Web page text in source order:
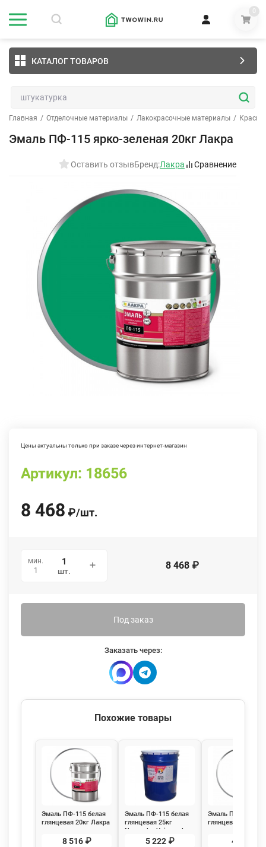
0
КАТАЛОГ ТОВАРОВ
Главная / Отделочные материалы / Лакокрасочные материалы / Краски
Эмаль ПФ-115 ярко-зеленая 20кг Лакра
Оставить отзывБренд:Лакра Сравнение
Цены актуальны только при заказе через интернет-магазин
Артикул: 18656
8 468 ₽/шт.
мин.
1
шт. 8 468 ₽
Под заказ
Заказать через:
Похожие товары
Эмаль ПФ-115 белая
глянцевая 20кг Лакра
8 516 ₽
Эмаль ПФ-115 белая
глянцевая 25кг
Novocolor Universal
5 222 ₽
Эмаль ПФ-115
глянцевая 0,9кг
482 ₽